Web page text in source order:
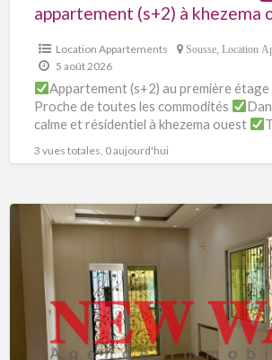
appartement (s+2) à khezema
Location Appartements Sousse, Location
5 août 2026
Appartement (s+2) au première étage
Proche de toutes les commodités
calme et résidentiel à khezema ouest
3 vues totales, 0 aujourd'hui